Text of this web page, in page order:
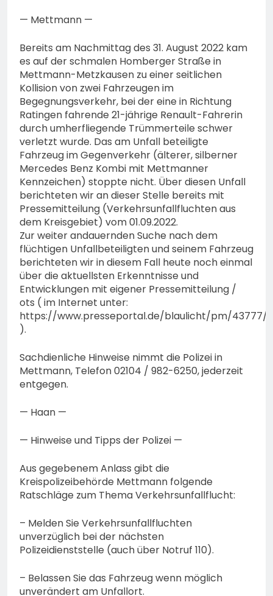
— Mettmann —
Bereits am Nachmittag des 31. August 2022 kam
es auf der schmalen Homberger Straße in
Mettmann-Metzkausen zu einer seitlichen
Kollision von zwei Fahrzeugen im
Begegnungsverkehr, bei der eine in Richtung
Ratingen fahrende 21-jährige Renault-Fahrerin
durch umherfliegende Trümmerteile schwer
verletzt wurde. Das am Unfall beteiligte
Fahrzeug im Gegenverkehr (älterer, silberner
Mercedes Benz Kombi mit Mettmanner
Kennzeichen) stoppte nicht. Über diesen Unfall
berichteten wir an dieser Stelle bereits mit
Pressemitteilung (Verkehrsunfallfluchten aus
dem Kreisgebiet) vom 01.09.2022.
Zur weiter andauernden Suche nach dem
flüchtigen Unfallbeteiligten und seinem Fahrzeug
berichteten wir in diesem Fall heute noch einmal
über die aktuellsten Erkenntnisse und
Entwicklungen mit eigener Pressemitteilung /
ots ( im Internet unter:
https://www.presseportal.de/blaulicht/pm/43777/
).
Sachdienliche Hinweise nimmt die Polizei in
Mettmann, Telefon 02104 / 982-6250, jederzeit
entgegen.
— Haan —
— Hinweise und Tipps der Polizei —
Aus gegebenem Anlass gibt die
Kreispolizeibehörde Mettmann folgende
Ratschläge zum Thema Verkehrsunfallflucht:
– Melden Sie Verkehrsunfallfluchten
unverzüglich bei der nächsten
Polizeidienststelle (auch über Notruf 110).
– Belassen Sie das Fahrzeug wenn möglich
unverändert am Unfallort.